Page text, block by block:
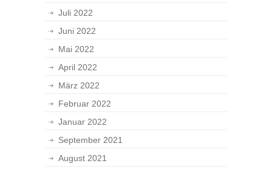
Juli 2022
Juni 2022
Mai 2022
April 2022
März 2022
Februar 2022
Januar 2022
September 2021
August 2021